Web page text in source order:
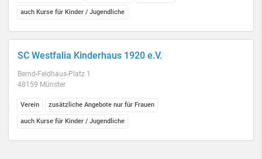
auch Kurse für Kinder / Jugendliche
SC Westfalia Kinderhaus 1920 e.V.
Bernd-Feldhaus-Platz 1
48159 Münster
Verein zusätzliche Angebote nur für Frauen
auch Kurse für Kinder / Jugendliche